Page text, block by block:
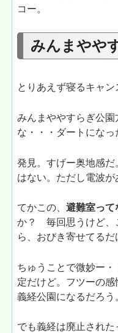
コー。
みんまやや
とりあえず寝るキャン
みんまややすらぎ公
な・・・ダートになっ
発見。すげー奥地感
はない。ただし電波が
てかこの、避難室って
か？ 毎回思うけど、
ら、おびき寄せてるだ
ちゅうことで微妙ー
定だけど。フツーの
義経公園になるだろう
でも義経は廃止され